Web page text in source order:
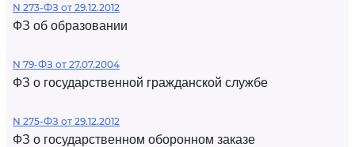
N 273-ФЗ от 29.12.2012
ФЗ об образовании
N 79-ФЗ от 27.07.2004
ФЗ о государственной гражданской службе
N 275-ФЗ от 29.12.2012
ФЗ о государственном оборонном заказе